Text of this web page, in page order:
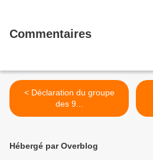
Commentaires
< Déclaration du groupe
des 9...
Hébergé par Overblog